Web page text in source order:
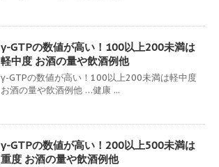
γ-GTPの数値が高い！100以上200未満は
軽中度 お酒の量や飲酒例他
γ-GTPの数値が高い！100以上200未満は軽中度
お酒の量や飲酒例他 …健康 ...
γ-GTPの数値が高い！200以上500未満は
重度 お酒の量や飲酒例他